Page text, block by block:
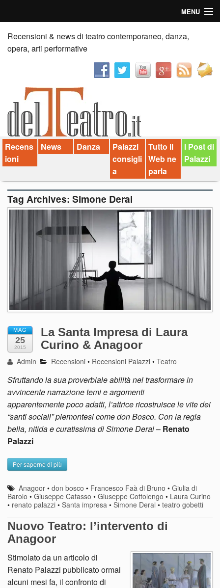
MENU
Home
Recensioni
News
Palazzi consiglia
Video
Chi siamo
Contatti
Recensioni & news di teatro contemporaneo, danza,
opera, arti performative
Recens
ioni
News Danza
Palazzi
consigli
a
Tutto il
Web ne
parla
I Post di
Palazzi
Tag Archives: Simone Derai
MAG
25
2015
La Santa Impresa di Laura
Curino & Anagoor
Admin Recensioni • Recensioni Palazzi •Teatro
Sfruttando la sua proverbiale abilità nel trasformare in
avvincente narrazione temi e argomenti
apparentemente poco adatti, l’attrice ricostruisce le vite dei
“santi sociali” piemontesi come don Bosco. Con la regia
bella, nitida e curatissima di Simone Derai– Renato
Palazzi
Per saperne di più
Anagoor •don bosco • Francesco Faà di Bruno •Giulia di
Barolo • Giuseppe Cafasso • Giuseppe Cottolengo • Laura Curino
• renato palazzi • Santa impresa • Simone Derai • teatro gobetti
Nuovo Teatro: l’intervento di
Anagoor
Stimolato da un articolo di
Renato Palazzi pubblicato ormai
alcuni mesi fa, il confronto di